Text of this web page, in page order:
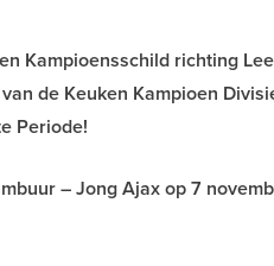
Kampioensschild richting
de Keuken Kampioen
Periode!
– Jong Ajax op 7